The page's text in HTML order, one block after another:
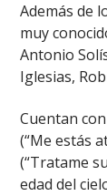
Además de
muy
Antonio
Iglesias,
Cuentan
(“Me estás
(“Tratame
edad del